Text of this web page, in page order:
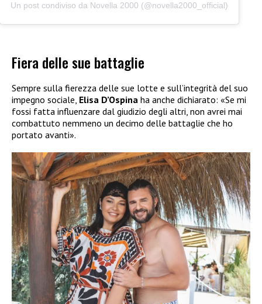
Un post condiviso da Novella 2000 (@novella2000_official)
Fiera delle sue battaglie
Sempre sulla fierezza delle sue lotte e sull’integrità del suo
impegno sociale, Elisa D’Ospina ha anche dichiarato: «Se mi
fossi fatta influenzare dal giudizio degli altri, non avrei mai
combattuto nemmeno un decimo delle battaglie che ho
portato avanti».